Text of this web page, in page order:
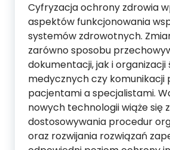
Cyfryzacja ochrony zdrowia
aspektów funkcjonowania
systemów zdrowotnych.
zarówno sposobu
dokumentacji, jak i organizacji
medycznych czy komunikacji
pacjentami a specjalistami.
nowych technologii wiąże się
dostosowywania procedur
oraz rozwijania rozwiązań